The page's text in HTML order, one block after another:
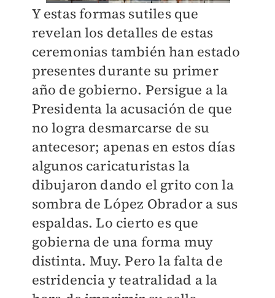
Y estas formas sutiles que
revelan los detalles de estas
ceremonias también han estado
presentes durante su primer
año de gobierno. Persigue a la
Presidenta la acusación de que
no logra desmarcarse de su
antecesor; apenas en estos días
algunos caricaturistas la
dibujaron dando el grito con la
sombra de López Obrador a sus
espaldas. Lo cierto es que
gobierna de una forma muy
distinta. Muy. Pero la falta de
estridencia y teatralidad a la